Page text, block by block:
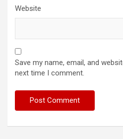
Website
Save my name, email, and
next time I comment.